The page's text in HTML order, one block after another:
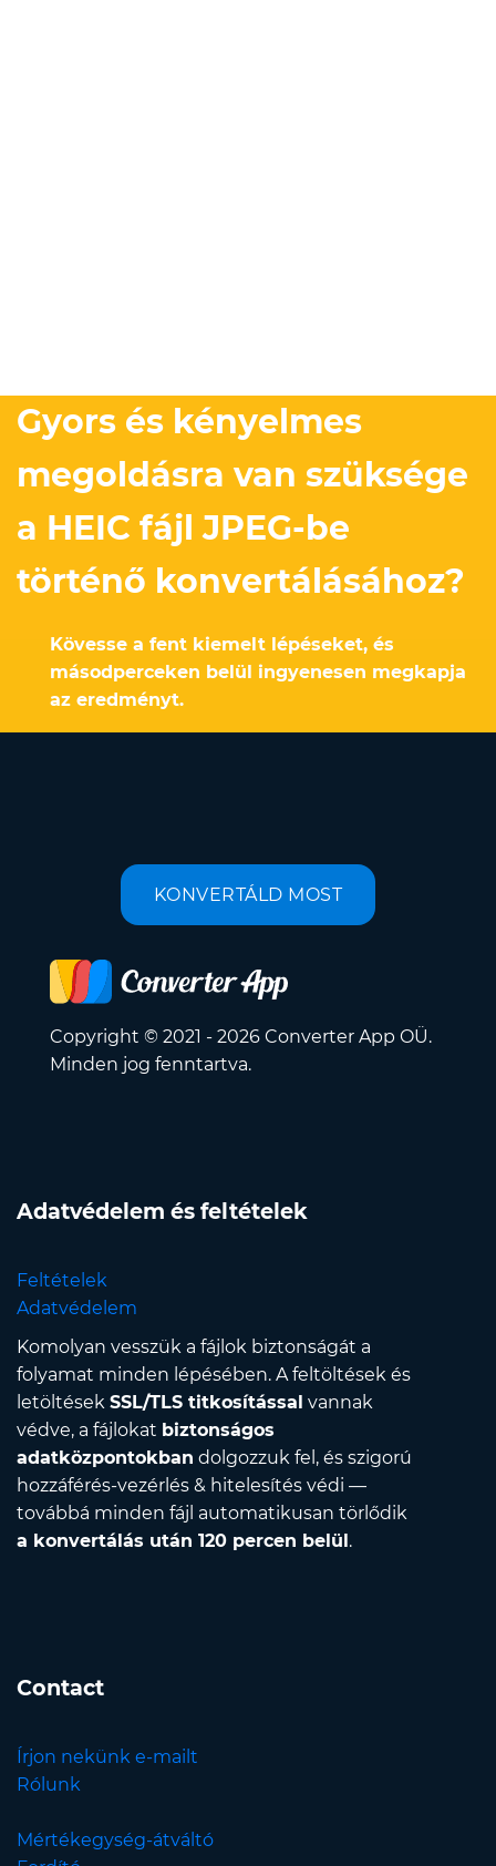
Gyors és kényelmes
megoldásra van szüksége
a HEIC fájl JPEG-be
történő konvertálásához?
Kövesse a fent kiemelt lépéseket, és
másodperceken belül ingyenesen megkapja
az eredményt.
KONVERTÁLD MOST
Copyright © 2021 - 2026 Converter App OÜ.
Minden jog fenntartva.
Adatvédelem és feltételek
Feltételek
Adatvédelem
Komolyan vesszük a fájlok biztonságát a
folyamat minden lépésében. A feltöltések és
letöltések SSL/TLS titkosítással vannak
védve, a fájlokat biztonságos
adatközpontokban dolgozzuk fel, és szigorú
hozzáférés-vezérlés & hitelesítés védi —
továbbá minden fájl automatikusan törlődik
a konvertálás után 120 percen belül .
Contact
Írjon nekünk e-mailt
Rólunk
Mértékegység-átváltó